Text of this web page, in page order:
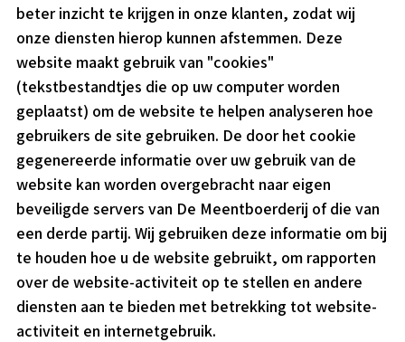
beter inzicht te krijgen in onze klanten, zodat wij
onze diensten hierop kunnen afstemmen. Deze
website maakt gebruik van "cookies"
(tekstbestandtjes die op uw computer worden
geplaatst) om de website te helpen analyseren hoe
gebruikers de site gebruiken. De door het cookie
gegenereerde informatie over uw gebruik van de
website kan worden overgebracht naar eigen
beveiligde servers van De Meentboerderij of die van
een derde partij. Wij gebruiken deze informatie om bij
te houden hoe u de website gebruikt, om rapporten
over de website-activiteit op te stellen en andere
diensten aan te bieden met betrekking tot website-
activiteit en internetgebruik.